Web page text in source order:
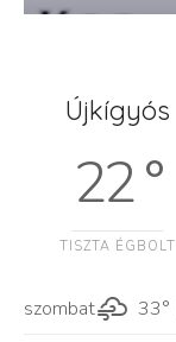
Újkígyós
22 °
TISZTA ÉGBOLT
szombat 33°